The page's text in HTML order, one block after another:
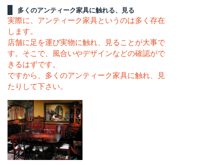
多くのアンティーク家具に触れる、見る
実際に、アンティーク家具というのは多く存在
します。
店舗に足を運び実物に触れ、見ることが大事で
す。そこで、風合いやデザインなどの確認がで
きるはずです。
ですから、多くのアンティーク家具に触れ、見
たりして下さい。